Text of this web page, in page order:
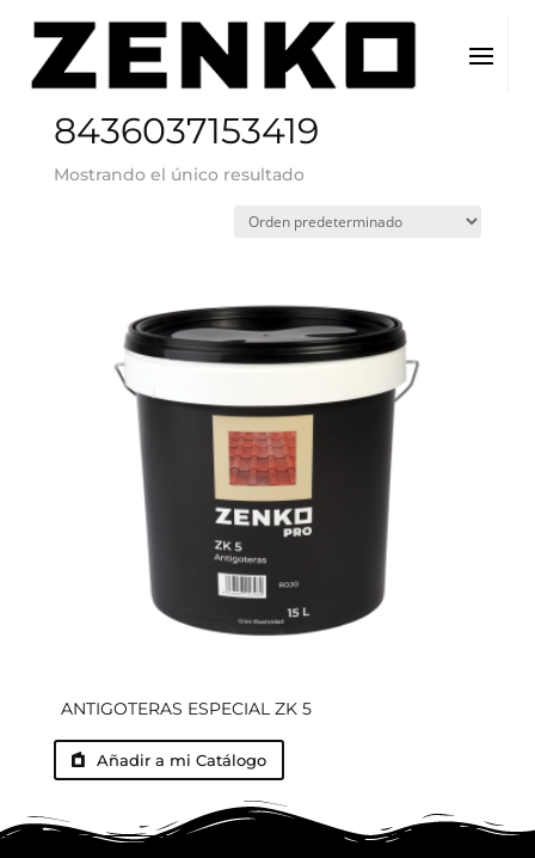
Inicio / EAN del producto / 8436037153419
8436037153419
Mostrando el único resultado
ANTIGOTERAS ESPECIAL ZK 5
Añadir a mi Catálogo